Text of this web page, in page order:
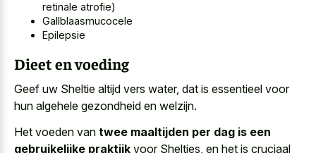
retinale atrofie)
Gallblaasmucocele
Epilepsie
Dieet en voeding
Geef uw Sheltie altijd vers water, dat is essentieel voor
hun algehele gezondheid en welzijn.
Het voeden van twee maaltijden per dag is een
gebruikelijke praktijk voor Shelties, en het is cruciaal